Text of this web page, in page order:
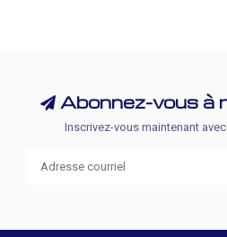
Abonnez-vous à
Inscrivez-vous maintenant